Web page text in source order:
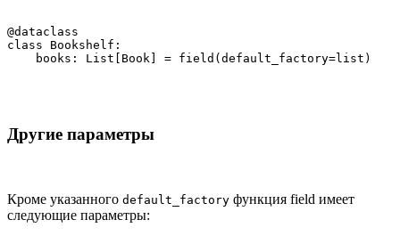
@dataclass
class Bookshelf:
    books: List[Book] = field(default_factory=list)
Другие параметры
Кроме указанного default_factory функция field имеет
следующие параметры: